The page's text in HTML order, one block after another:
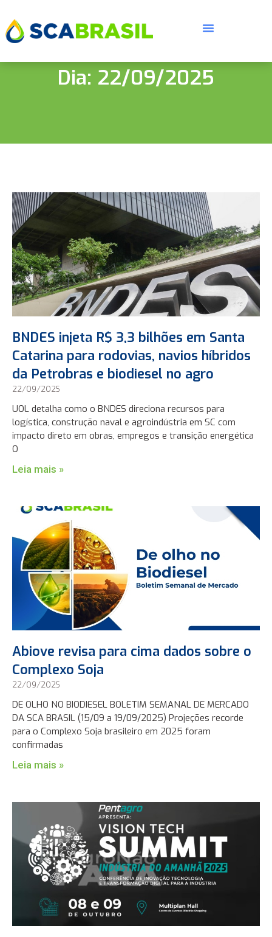
Dia: 22/09/2025
BNDES injeta R$ 3,3 bilhões em Santa
Catarina para rodovias, navios híbridos
da Petrobras e biodiesel no agro
22/09/2025
UOL detalha como o BNDES direciona recursos para
logística, construção naval e agroindústria em SC com
impacto direto em obras, empregos e transição energética
O
Leia mais »
Abiove revisa para cima dados sobre o
Complexo Soja
22/09/2025
DE OLHO NO BIODIESEL BOLETIM SEMANAL DE MERCADO
DA SCA BRASIL (15/09 a 19/09/2025) Projeções recorde
para o Complexo Soja brasileiro em 2025 foram
confirmadas
Leia mais »